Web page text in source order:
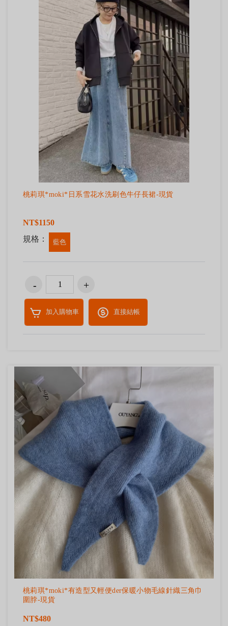
桃莉琪*moki*日系雪花水洗刷色牛仔長裙-現貨
NT$1150
規格：
藍色
加入購物車 直接結帳
桃莉琪*moki*有造型又輕便der保暖小物毛線針織三角巾
圍脖-現貨
NT$480